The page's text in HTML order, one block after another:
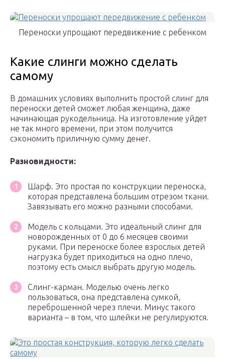
Переноски упрощают передвижение с ребенком
Какие слинги можно сделать
самому
В домашних условиях выполнить простой слинг для
переноски детей сможет любая женщина, даже
начинающая рукодельница. На изготовление уйдет
не так много времени, при этом получится
сэкономить приличную сумму денег.
Разновидности:
Шарф. Это простая по конструкции переноска,
которая представлена большим отрезом ткани.
Завязывать его можно разными способами.
Модель с кольцами. Это идеальный слинг для
новорожденных от 0 до 6 месяцев своими
руками. При переноске более взрослых детей
нагрузка будет приходиться на одно плечо,
поэтому есть смысл выбрать другую модель.
Слинг-карман. Моделью очень легко
пользоваться, она представлена сумкой,
переброшенной через плечи. Минус такого
варианта – в том, что шлейки не регулируются.